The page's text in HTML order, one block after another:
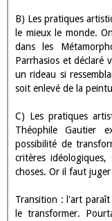
B) Les pratiques
le mieux le monde.
dans les
Parrhasios et déclaré
un rideau si
soit enlevé de la
C) Les pratiques
Théophile Gautier
possibilité de
critères
choses. Or il faut
Transition : l'art
le transformer.